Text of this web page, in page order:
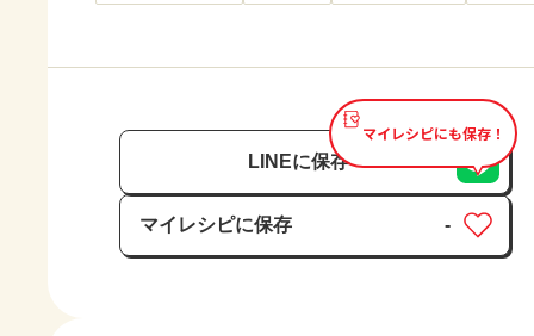
マイレシピにも保存！
LINEに保存
マイレシピに保存
保存済み
-